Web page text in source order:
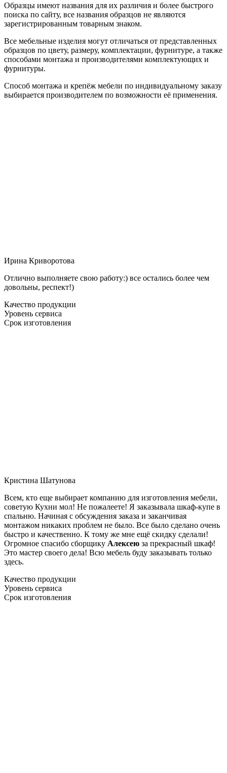
Образцы имеют названия для их различия и более быстрого
поиска по сайту, все названия образцов не являются
зарегистрированным товарным знаком.
Все мебельные изделия могут отличаться от представленных
образцов по цвету, размеру, комплектации, фурнитуре, а также
способами монтажа и производителями комплектующих и
фурнитуры.
Способ монтажа и крепёж мебели по индивидуальному заказу
выбирается производителем по возможности её применения.
Ирина Криворотова
Отлично выполняете свою работу:) все остались более чем
довольны, респект!)
Качество продукции
Уровень сервиса
Срок изготовления
Кристина Шатунова
Всем, кто еще выбирает компанию для изготовления мебели,
советую Кухни мол! Не пожалеете! Я заказывала шкаф-купе в
спальню. Начиная с обсуждения заказа и заканчивая
монтажом никаких проблем не было. Все было сделано очень
быстро и качественно. К тому же мне ещё скидку сделали!
Огромное спасибо сборщику Алексею за прекрасный шкаф!
Это мастер своего дела! Всю мебель буду заказывать только
здесь.
Качество продукции
Уровень сервиса
Срок изготовления